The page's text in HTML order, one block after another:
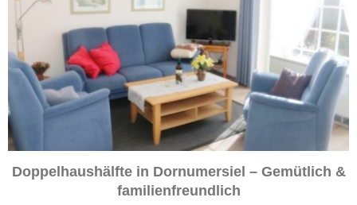
Doppelhaushälfte in Dornumersiel – Gemütlich &
familienfreundlich